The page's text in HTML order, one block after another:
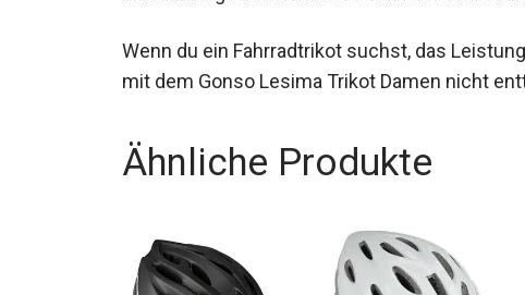
Wenn du ein Fahrradtrikot suchst, das
Ähnliche Produkte